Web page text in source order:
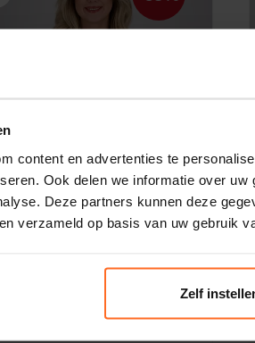
content en advertenties te
Ook delen we informatie over
Deze partners kunnen deze
verzameld op basis van uw gebruik
Zelf
Steffi Grijs